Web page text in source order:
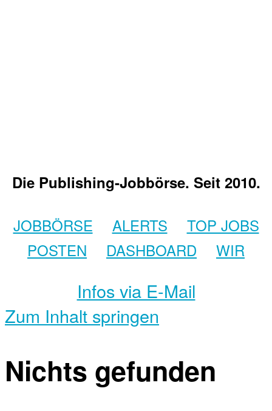
Die Publishing-Jobbörse. Seit 2010.
JOBBÖRSE ALERTS
TOP JOBS
POSTEN
DASHBOARD WIR
Infos via E-Mail
Zum Inhalt springen
Nichts gefunden